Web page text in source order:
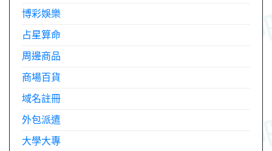
博彩娛樂
占星算命
周邊商品
商場百貨
域名註冊
外包派遣
大學大專